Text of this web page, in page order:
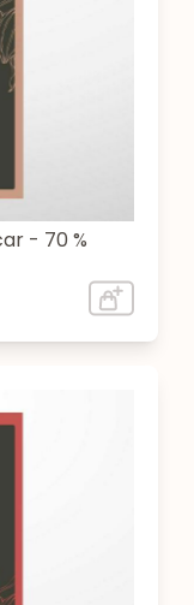
- 70 %